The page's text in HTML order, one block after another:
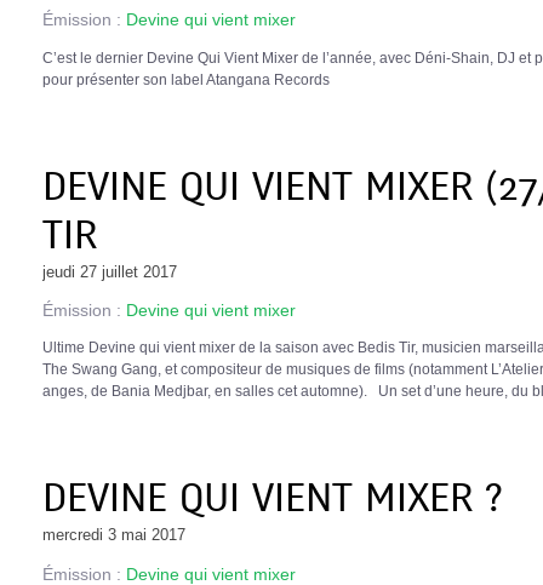
Émission : Devine qui vient mixer
C’est le dernier Devine Qui Vient Mixer de l’année, avec Déni-Shain, DJ et
pour présenter son label Atangana Records
DEVINE QUI VIENT MIXER
TIR
jeudi 27 juillet 2017
Émission : Devine qui vient mixer
Ultime Devine qui vient mixer de la saison avec Bedis Tir, musicien
The Swang Gang, et compositeur de musiques de films (notamment
anges, de Bania Medjbar, en salles cet automne). Un set d’une heure, du
DEVINE QUI VIENT MIXER ?
mercredi 3 mai 2017
Émission : Devine qui vient mixer